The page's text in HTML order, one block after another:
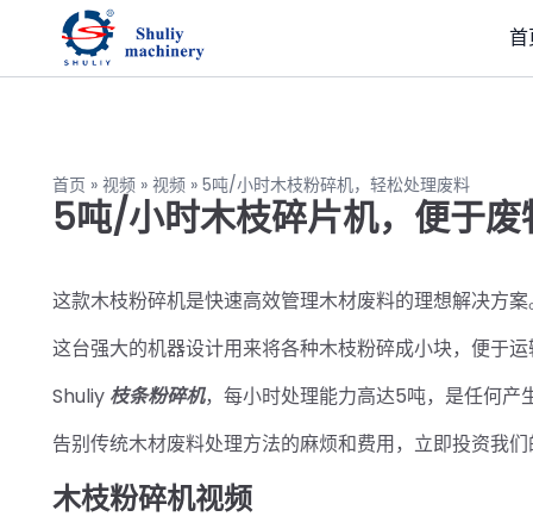
首
首页 » 视频 » 视频 » 5吨/小时木枝粉碎机，轻松处理废料
5吨/小时木枝碎片机，便于废
这款木枝粉碎机是快速高效管理木材废料的理想解决方案
这台强大的机器设计用来将各种木枝粉碎成小块，便于
Shuliy 枝条粉碎机，每小时处理能力高达5吨，是任何产
告别传统木材废料处理方法的麻烦和费用，立即投资我
木枝粉碎机视频